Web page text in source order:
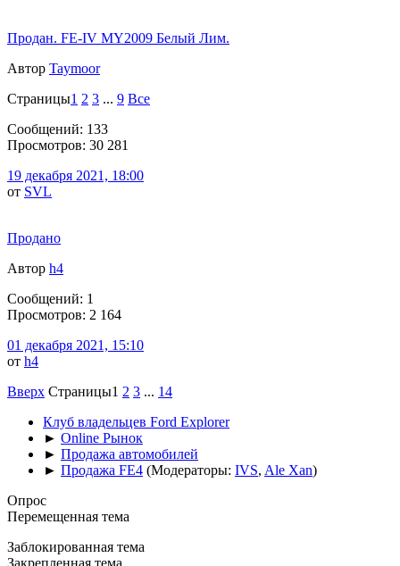
Продан. FE-IV MY2009 Белый Лим.
Автор Taymoor
Страницы1 2 3 ... 9 Все
Сообщений: 133
Просмотров: 30 281
19 декабря 2021, 18:00
от SVL
Продано
Автор h4
Сообщений: 1
Просмотров: 2 164
01 декабря 2021, 15:10
от h4
Вверх Страницы1 2 3 ... 14
Клуб владельцев Ford Explorer
► Online Рынок
► Продажа автомобилей
► Продажа FE4 (Модераторы: IVS, Ale Xan)
Опрос
Перемещенная тема
Заблокированная тема
Закрепленная тема